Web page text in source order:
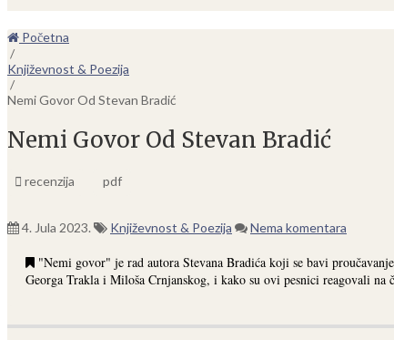
Početna
/
Književnost & Poezija
/
Nemi Govor Od Stevan Bradić
Nemi Govor Od Stevan Bradić
recenzija pdf
4. Jula 2023. Književnost & Poezija Nema komentara
"Nemi govor" je rad autora Stevana Bradića koji se bavi
Georga Trakla i Miloša Crnjanskog, i kako su ovi pesnici reagovali